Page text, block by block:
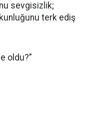
sevgisizlik;
terk ediş
oldu?”